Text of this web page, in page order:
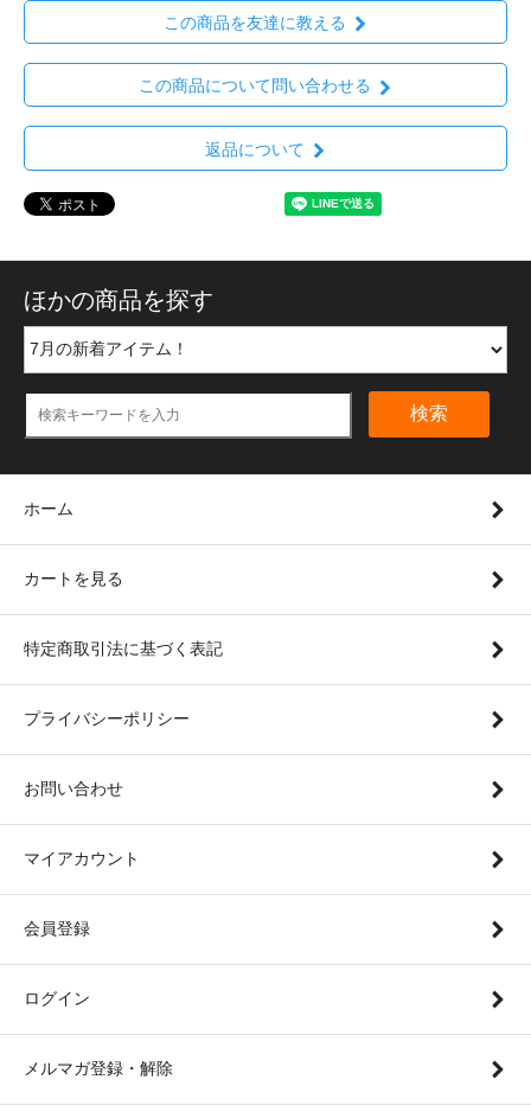
この商品を友達に教える
この商品について問い合わせる
返品について
ほかの商品を探す
検索
ホーム
カートを見る
特定商取引法に基づく表記
プライバシーポリシー
お問い合わせ
マイアカウント
会員登録
ログイン
メルマガ登録・解除